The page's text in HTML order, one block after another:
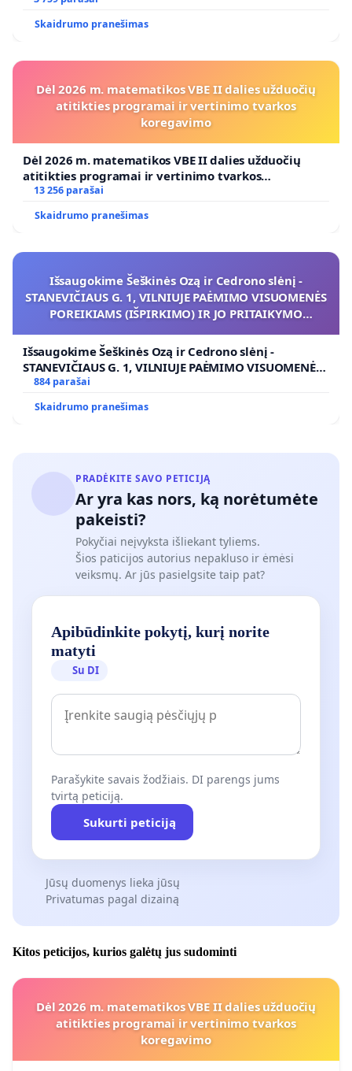
Skaidrumo pranešimas
Dėl 2026 m. matematikos VBE II dalies užduočių
atitikties programai ir vertinimo tvarkos
koregavimo
Dėl 2026 m. matematikos VBE II dalies užduočių
atitikties programai ir vertinimo tvarkos
koregavimo
13 256 parašai
Skaidrumo pranešimas
Išsaugokime Šeškinės Ozą ir Cedrono slėnį -
STANEVIČIAUS G. 1, VILNIUJE PAĖMIMO VISUOMENĖS
POREIKIAMS (IŠPIRKIMO) IR JO PRITAIKYMO
Išsaugokime Šeškinės Ozą ir Cedrono slėnį -
STANEVIČIAUS G. 1, VILNIUJE PAĖMIMO VISUOMENĖS
POREIKIAMS (IŠPIRKIMO) IR JO PRITAIKYMO VIEŠAJAI
884 parašai
Skaidrumo pranešimas
PRADĖKITE SAVO PETICIJĄ
Ar yra kas nors, ką norėtumėte
pakeisti?
Pokyčiai neįvyksta išliekant tyliems.
Šios paticijos autorius nepakluso ir ėmėsi
veiksmų. Ar jūs pasielgsite taip pat?
Apibūdinkite pokytį, kurį norite
matyti
Su DI
Parašykite savais žodžiais. DI parengs jums
tvirtą peticiją.
Sukurti peticiją
Jūsų duomenys lieka jūsų
Privatumas pagal dizainą
Kitos peticijos, kurios galėtų jus sudominti
Dėl 2026 m. matematikos VBE II dalies užduočių
atitikties programai ir vertinimo tvarkos
koregavimo